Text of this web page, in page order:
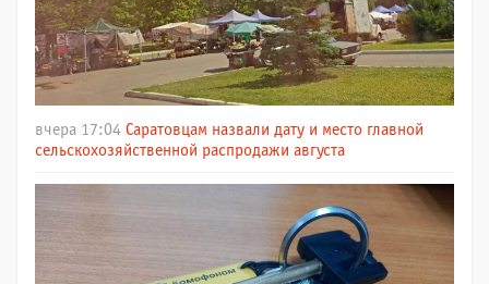
вчера 17:04 Саратовцам назвали дату и место главной
сельскохозяйственной распродажи августа